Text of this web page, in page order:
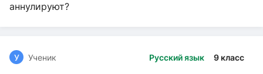
аннулируют?
Русский язык 9 класс
У Ученик